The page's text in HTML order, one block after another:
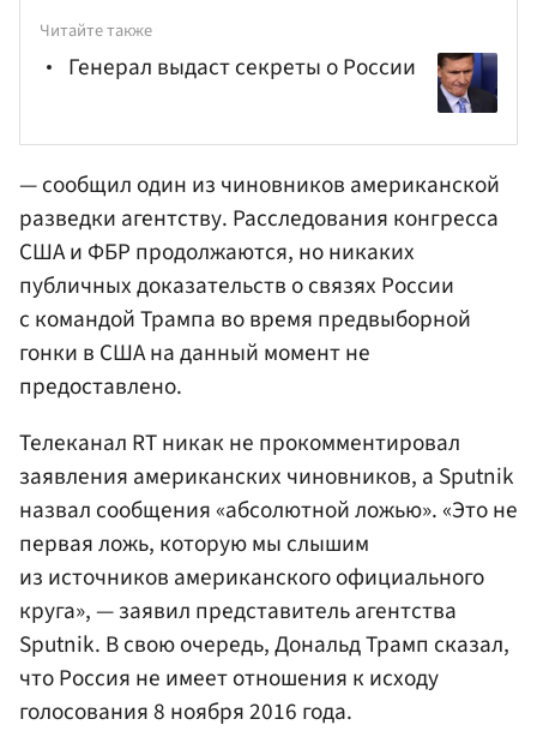
Читайте также
Генерал выдаст секреты о России
— сообщил один из чиновников американской
разведки агентству. Расследования конгресса
США и ФБР продолжаются, но никаких
публичных доказательств о связях России
с командой Трампа во время предвыборной
гонки в США на данный момент не
предоставлено.
Телеканал RT никак не прокомментировал
заявления американских чиновников, а Sputnik
назвал сообщения «абсолютной ложью». «Это не
первая ложь, которую мы слышим
из источников американского официального
круга», — заявил представитель агентства
Sputnik. В свою очередь, Дональд Трамп сказал,
что Россия не имеет отношения к исходу
голосования 8 ноября 2016 года.